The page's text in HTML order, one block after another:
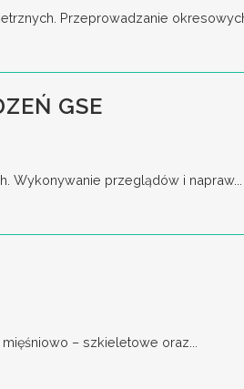
Przeprowadzanie
GSE
Wykonywanie przeglądów i napraw...
– szkieletowe oraz...